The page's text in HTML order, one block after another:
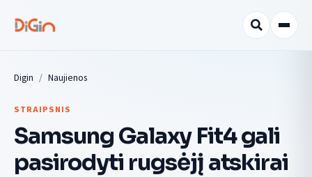
Digin Naujienos
STRAIPSNIS
Samsung Galaxy Fit4 gali
pasirodyti rugsėjį atskirai